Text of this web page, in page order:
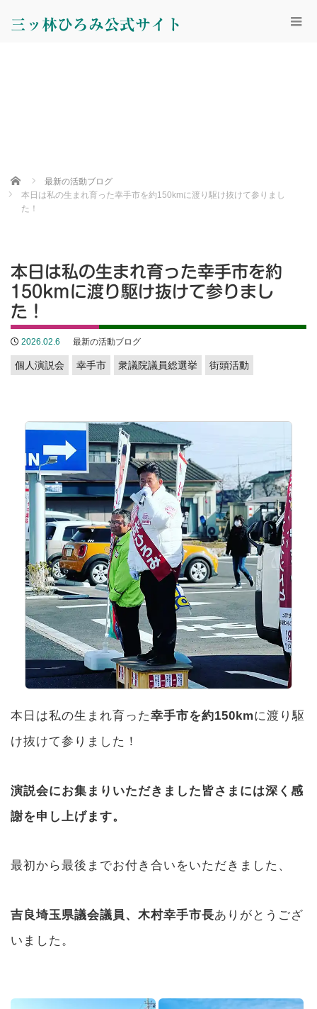
三ッ林ひろみ公式サイト
Home
最新の活動ブログ
本日は私の生まれ育った幸手市を約150kmに渡り駆け抜けて参りまし
た！
本日は私の生まれ育った幸手市を約
150kmに渡り駆け抜けて参りまし
た！
2026.02.6 最新の活動ブログ
個人演説会 幸手市 衆議院議員総選挙 街頭活動
本日は私の生まれ育った幸手市を約150kmに渡り駆
け抜けて参りました！
演説会にお集まりいただきました皆さまには深く感
謝を申し上げます。
最初から最後までお付き合いをいただきました、
吉良埼玉県議会議員、木村幸手市長ありがとうござ
いました。